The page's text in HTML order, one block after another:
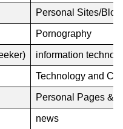
Personal Sites/
Pornography
information
Technology and
Personal Pages &
news